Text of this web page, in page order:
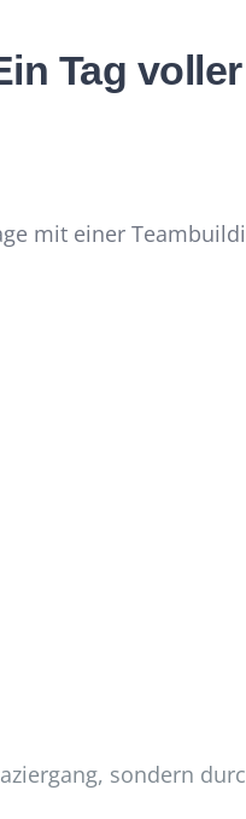
Tag voller
mit einer
sondern